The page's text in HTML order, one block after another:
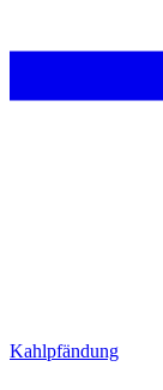
Kahlpfändung